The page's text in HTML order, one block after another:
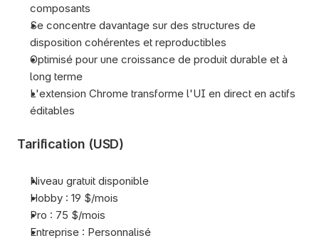
composants
Se concentre davantage sur des structures de
disposition cohérentes et reproductibles
Optimisé pour une croissance de produit durable et à
long terme
L'extension Chrome transforme l'UI en direct en actifs
éditables
Tarification (USD)
Niveau gratuit disponible
Hobby : 19 $/mois
Pro : 75 $/mois
Entreprise : Personnalisé